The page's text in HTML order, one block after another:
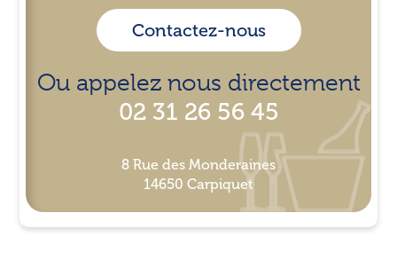
Contactez-nous
Ou appelez nous directement
02 31 26 56 45
8 Rue des Monderaines
14650 Carpiquet